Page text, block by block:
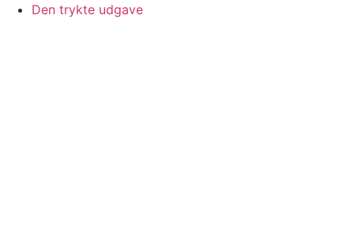
Den trykte udgave